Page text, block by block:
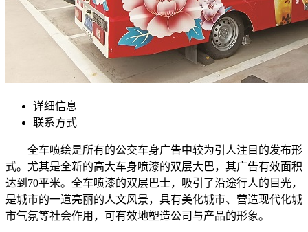
详细信息
联系方式
全车喷绘是所有的公交车身广告中较为引人注目的发布形
式。尤其是全新的高大车身喷漆的双层大巴，其广告有效面积
达到70平米。全车喷漆的双层巴士，吸引了沿途行人的目光，
是城市的一道亮丽的人文风景，具有美化城市、营造现代化城
市气氛等社会作用，可有效地塑造公司与产品的形象。